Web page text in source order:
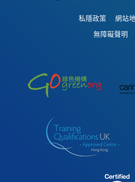
私隱政策
網站
無障礙聲明